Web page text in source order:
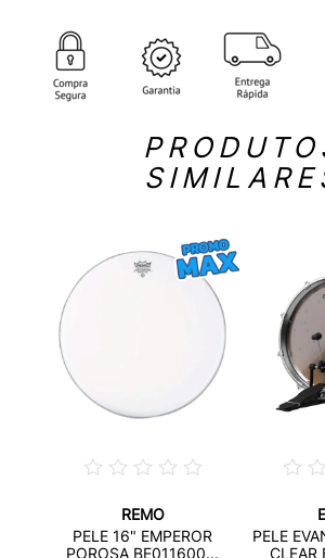
REMO
PELE 16" EMPEROR
POROSA BE011600...
PELE
CLEAR